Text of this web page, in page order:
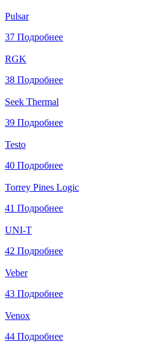
Pulsar
37 Подробнее
RGK
38 Подробнее
Seek Thermal
39 Подробнее
Testo
40 Подробнее
Torrey Pines Logic
41 Подробнее
UNI-T
42 Подробнее
Veber
43 Подробнее
Venox
44 Подробнее